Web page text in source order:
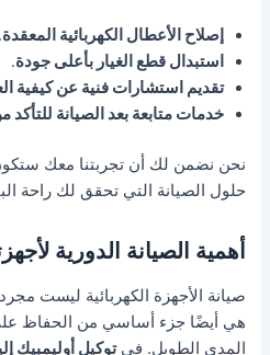
إصلاح الأعطال الكهربائية المعقدة.
استبدال قطع الغيار بأعلى جودة.
تقديم استشارات فنية عن كيفية
خدمات متابعة بعد الصيانة للتأكد
نحن نضمن لك أن تجربتنا معك
حلول الصيانة التي تحقق لك راحة
أهمية الصيانة الدورية
صيانة الأجهزة الكهربائية ليست
هي أيضًا جزء أساسي من الحفاظ
المدى الطويل. فيتوكيل أوليمبيك